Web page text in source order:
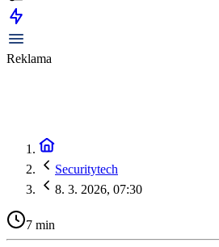
Reklama
Securitytech
8. 3. 2026, 07:30
7 min